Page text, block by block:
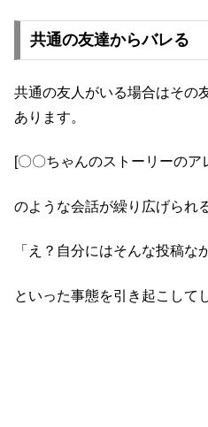
共通の友達からバレる
共通の友人がいる場合はその
あります。
[〇〇ちゃんのストーリーのア
のような会話が繰り広げられ
「え？自分にはそんな投稿な
といった事態を引き起こして